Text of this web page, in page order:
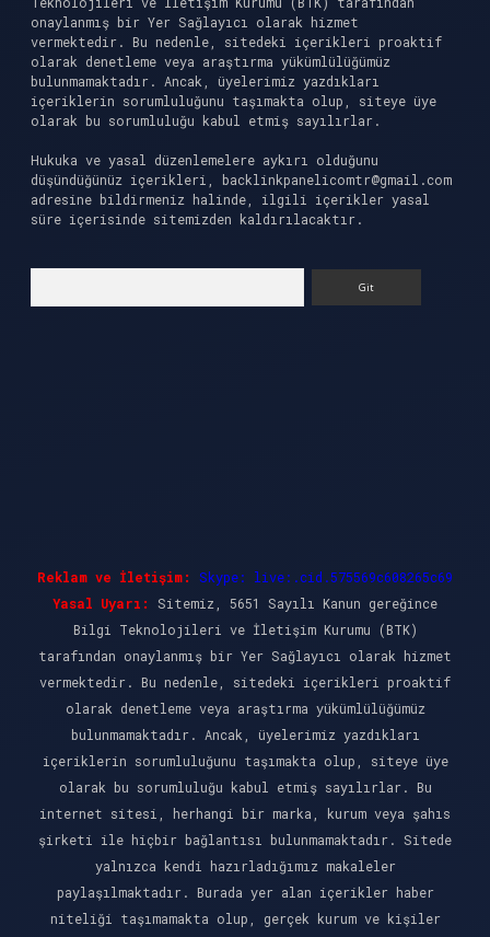
onaylanmış bir Yer Sağlayıcı olarak hizmet
vermektedir. Bu nedenle, sitedeki içerikleri proaktif
olarak denetleme veya araştırma yükümlülüğümüz
bulunmamaktadır. Ancak, üyelerimiz yazdıkları
içeriklerin sorumluluğunu taşımakta olup, siteye üye
olarak bu sorumluluğu kabul etmiş sayılırlar.
Hukuka ve yasal düzenlemelere aykırı olduğunu
düşündüğünüz içerikleri, backlinkpanelicomtr@gmail.com
adresine bildirmeniz halinde, ilgili içerikler yasal
süre içerisinde sitemizden kaldırılacaktır.
Reklam ve İletişim:
Skype: live:.cid.575569c608265c69
Yasal Uyarı:
Sitemiz, 5651 Sayılı Kanun gereğince
Bilgi Teknolojileri ve İletişim Kurumu (BTK)
tarafından onaylanmış bir Yer Sağlayıcı olarak hizmet
vermektedir. Bu nedenle, sitedeki içerikleri proaktif
olarak denetleme veya araştırma yükümlülüğümüz
bulunmamaktadır. Ancak, üyelerimiz yazdıkları
içeriklerin sorumluluğunu taşımakta olup, siteye üye
olarak bu sorumluluğu kabul etmiş sayılırlar. Bu
internet sitesi, herhangi bir marka, kurum veya şahıs
şirketi ile hiçbir bağlantısı bulunmamaktadır. Sitede
yalnızca kendi hazırladığımız makaleler
paylaşılmaktadır. Burada yer alan içerikler haber
niteliği taşımamakta olup, gerçek kurum ve kişiler